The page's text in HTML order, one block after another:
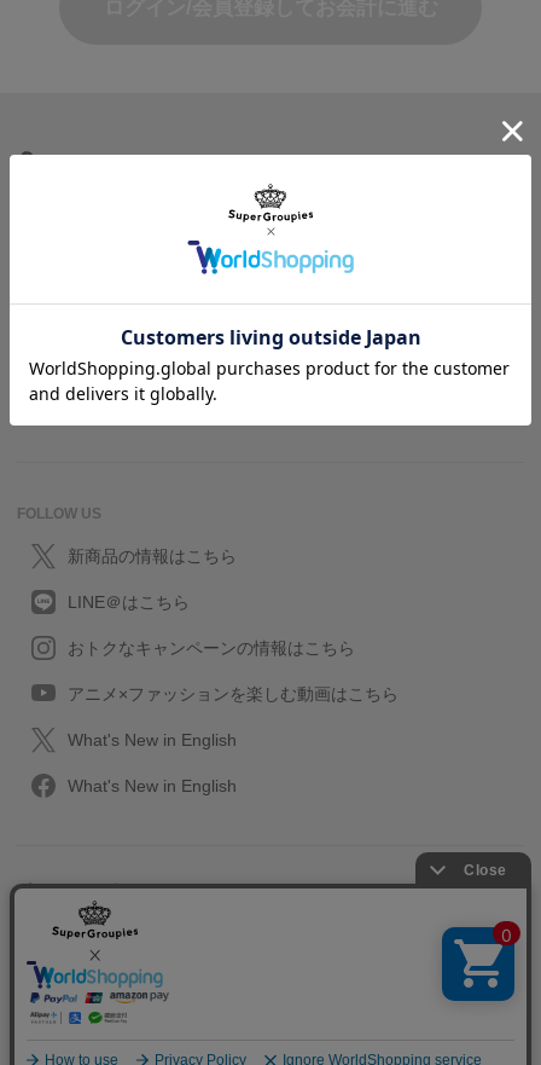
ヘルプ＆ガイド
SuperGroupiesとは？
よくある質問
FOLLOW US
新商品の情報はこちら
LINE＠はこちら
おトクなキャンペーンの情報はこちら
アニメ×ファッションを楽しむ動画はこちら
What's New in English
What's New in English
プライバシーポリシー
特定取引に関する法律
会社情報/採用情報